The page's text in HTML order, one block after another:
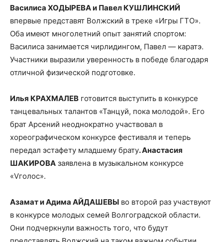
Василиса ХОДЫРЕВА и Павел КУШЛИНСКИЙ
впервые представят Волжский в треке «Игры ГТО».
Оба имеют многолетний опыт занятий спортом:
Василиса занимается чирлидингом, Павел — каратэ.
Участники выразили уверенность в победе благодаря
отличной физической подготовке.
Илья КРАХМАЛЕВ готовится выступить в конкурсе
танцевальных талантов «Танцуй, пока молодой». Его
брат Арсений неоднократно участвовал в
хореографическом конкурсе фестиваля и теперь
передал эстафету младшему брату. Анастасия
ШАКИРОВА заявлена в музыкальном конкурсе
«Vголос».
Азамат и Адима АЙДАШЕВЫ во второй раз участвуют
в конкурсе молодых семей Волгоградской области.
Они подчеркнули важность того, что будут